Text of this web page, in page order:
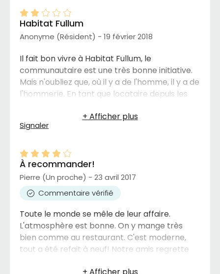
Habitat Fullum
Anonyme (Résident) - 19 février 2018
Il fait bon vivre à Habitat Fullum, le
communautaire est une très bonne initiative.
Mais n'oubliez que, où il y a de l'homme, il y a de
l'hommerie. En tant que locataire depuis les
l'immeuble est déficiente. L'immeuble a une
accréditation mais plusieurs normes sont
l'administration malgré le mécontentement
de leur clientèle réagissent en nous
mentionnant qu'eux seuls (Les Habitations la
Traversée: locateur) ont le pouvoir.
Signaler
À recommander!
Pierre (Un proche) - 23 avril 2017
Commentaire vérifié
Toute le monde se mêle de leur affaire.
L'atmosphère est bonne. On y mange très
bien comme au restaurant. C'est moderne,
tout a été refait à neuf! Notre amis regrette